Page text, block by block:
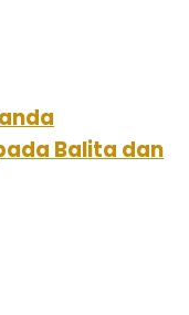
Balita dan